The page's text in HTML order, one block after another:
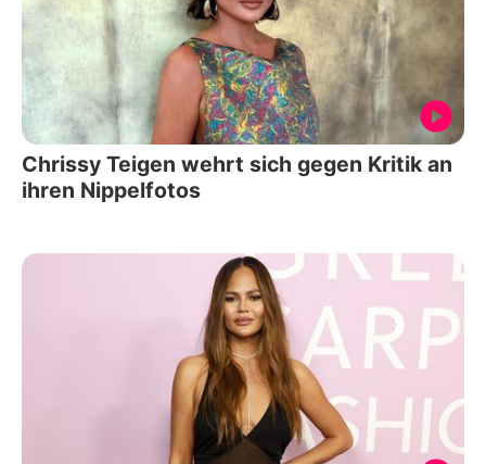
Chrissy Teigen wehrt sich gegen Kritik an
ihren Nippelfotos